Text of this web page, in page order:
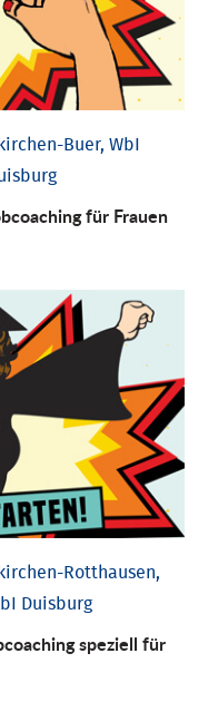
Buer, WbI
für Frauen
Rotthausen,
Duisburg
speziell für